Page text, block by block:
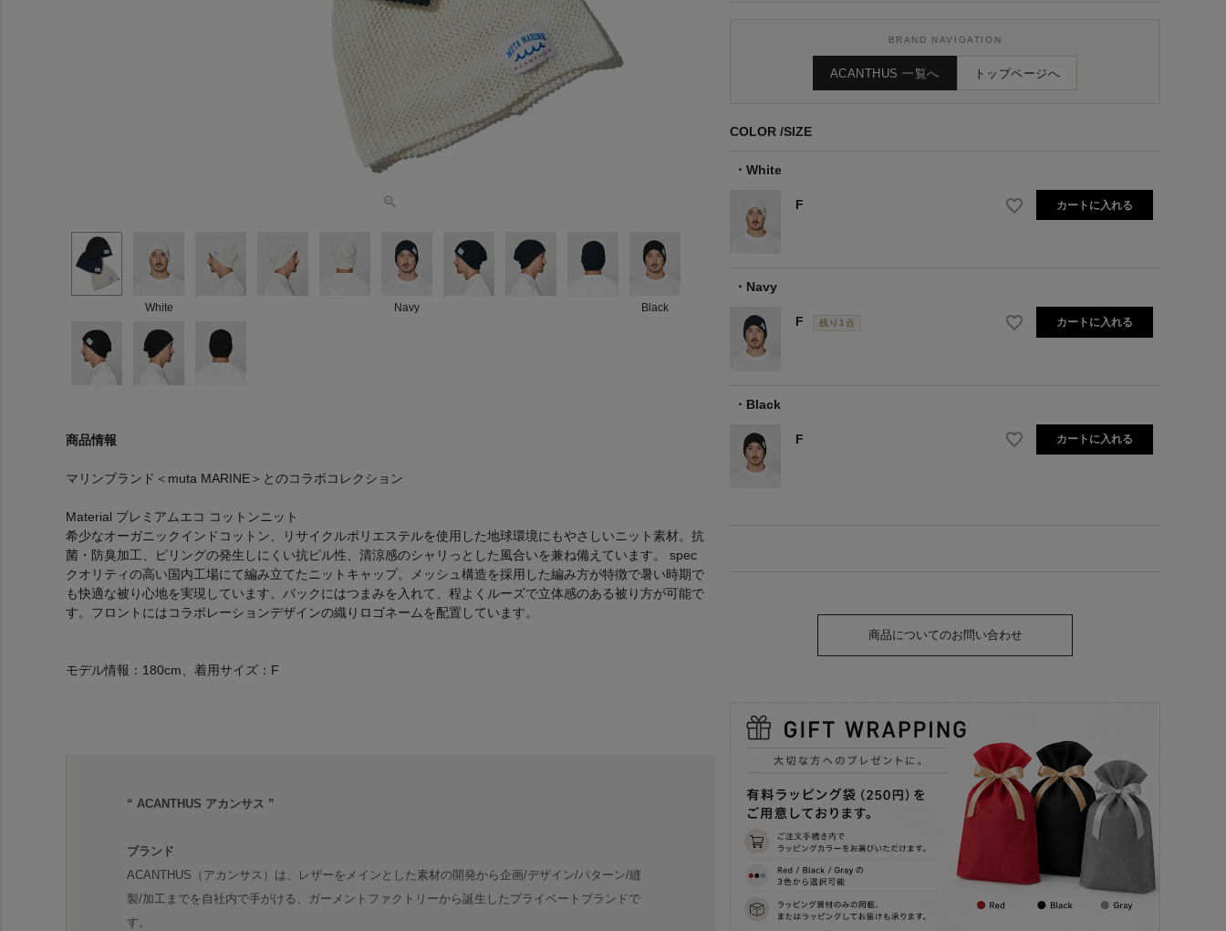
White Navy Black
商品情報
マリンブランド＜muta MARINE＞とのコラボコレクション
Material プレミアムエコ コットンニット
希少なオーガニックインドコットン、リサイクルポリエステルを使用した地球環境にもやさしいニット素材。抗
菌・防臭加工、ピリングの発生しにくい抗ピル性、清涼感のシャリっとした風合いを兼ね備えています。 spec
クオリティの高い国内工場にて編み立てたニットキャップ。メッシュ構造を採用した編み方が特徴で暑い時期で
も快適な被り心地を実現しています。バックにはつまみを入れて、程よくルーズで立体感のある被り方が可能で
す。フロントにはコラボレーションデザインの織りロゴネームを配置しています。
モデル情報：180cm、着用サイズ：F
“ ACANTHUS アカンサス ”
ブランド
ACANTHUS（アカンサス）は、レザーをメインとした素材の開発から企画/デザイン/パターン/縫
製/加工までを自社内で手がける、ガーメントファクトリーから誕生したプライベートブランドで
す。
BRAND NAVIGATION
ACANTHUS 一覧へ トップページへ
COLOR SIZE
White
F カートに入れる
Navy
F 残り1点 カートに入れる
Black
F カートに入れる
商品についてのお問い合わせ